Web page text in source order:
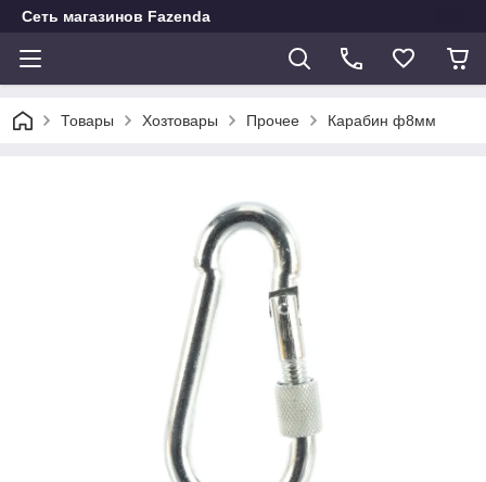
Сеть магазинов Fazenda
Товары Хозтовары Прочее Карабин ф8мм